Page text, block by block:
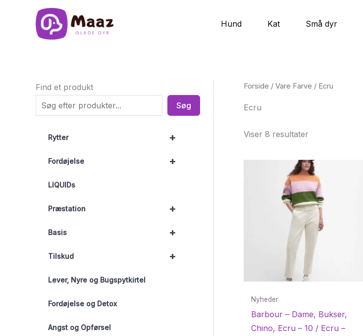
Hund Kat Små dyr
Find et produkt
Søg
+
Rytter
+
Fordøjelse
LIQUIDs
+
Præstation
+
Basis
+
Tilskud
Lever, Nyre og Bugspytkirtel
Fordøjelse og Detox
Angst og Opførsel
Forside / Vare Farve / Ecru
Ecru
Viser 8 resultater
Nyheder
Barbour – Dame, Bukser,
Chino, Ecru – 10 / Ecru –